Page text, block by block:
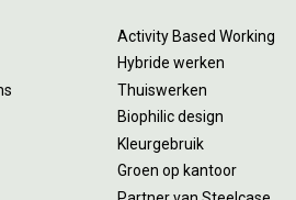
Activity Based Working
Hybride werken
Thuiswerken
Biophilic design
Kleurgebruik
Groen op kantoor